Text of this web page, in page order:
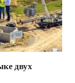
двух